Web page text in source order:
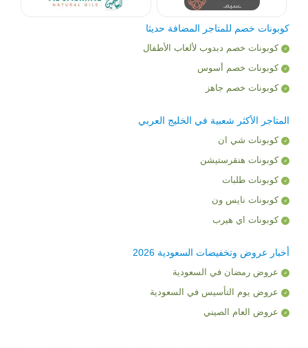
كوبونات خصم للمتاجر المضافة حديثا
كوبونات خصم دبدوب لألعاب الأطفال
كوبونات خصم أسوس
كوبونات خصم جاهز
المتاجر الأكثر شعبية في الخليج العربي
كوبونات شي ان
كوبونات هنقرستيشن
كوبونات طلبات
كوبونات نايس ون
كوبونات اي هيرب
أخبار عروض وتخفيضات السعودية 2026
عروض رمضان في السعودية
عروض يوم التأسيس في السعودية
عروض العام الصيني